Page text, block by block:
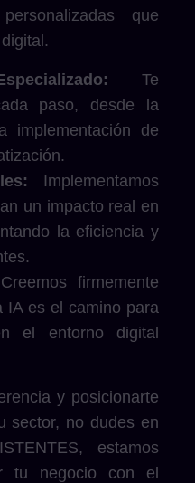
que
Te
paso, desde la
implementación de
Implementamos
un impacto real en
la eficiencia y
Creemos firmemente
IA es el camino para
el entorno digital
y posicionarte
sector, no dudes en
estamos
tu negocio con el